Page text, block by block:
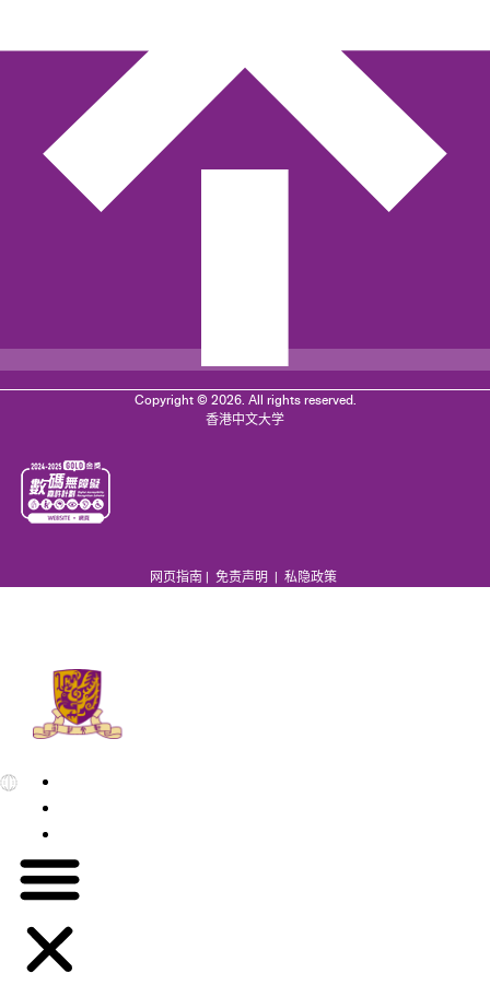
Copyright © 2026. All rights reserved.
香港中文大学
网页指南 | 免责声明 | 私隐政策